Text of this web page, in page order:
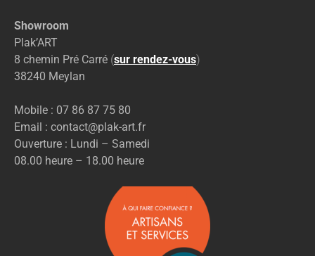
Showroom
Plak’ART
8 chemin Pré Carré (sur rendez-vous)
38240 Meylan
Mobile : 07 86 87 75 80
Email : contact@plak-art.fr
Ouverture : Lundi – Samedi
08.00 heure – 18.00 heure